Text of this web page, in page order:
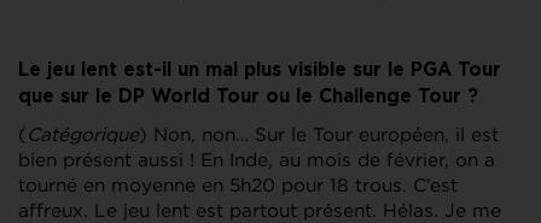
Le jeu lent est-il un mal plus visible sur le PGA Tour
que sur le DP World Tour ou le Challenge Tour ?
(Catégorique) Non, non… Sur le Tour européen, il est
bien présent aussi ! En Inde, au mois de février, on a
tourné en moyenne en 5h20 pour 18 trous. C’est
affreux. Le jeu lent est partout présent. Hélas. Je me